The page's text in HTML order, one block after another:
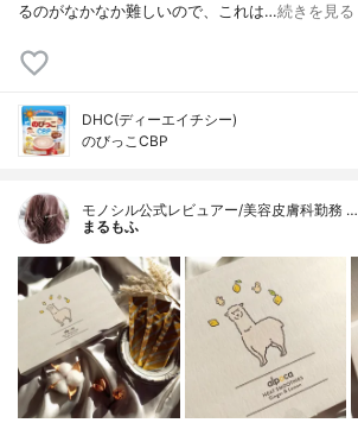
るのがなかなか難しいので、これは…続きを見る
DHC(ディーエイチシー)
のびっこCBP
モノシル公式レビュアー/美容皮膚科勤務 …
まるもふ